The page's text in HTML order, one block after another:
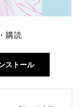
購読
ストール